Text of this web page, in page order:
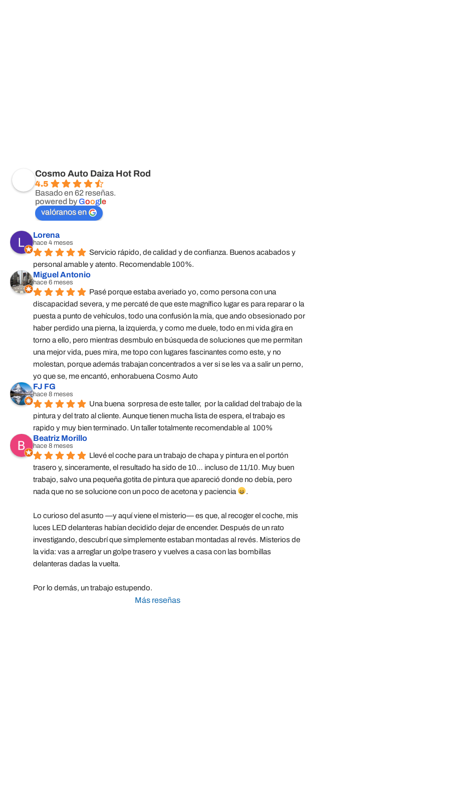
Cosmo Auto Daiza Hot Rod
4.5
Basado en 62 reseñas.
powered byGoogle
valóranos en
Lorena
hace 4 meses
Servicio rápido, de calidad y de confianza. Buenos acabados y
personal amable y atento. Recomendable 100%.
Miguel Antonio
hace 6 meses
Pasé porque estaba averiado yo, como persona con una
discapacidad severa, y me percaté de que este magnífico lugar es para reparar o la
puesta a punto de vehículos, todo una confusión la mía, que ando obsesionado por
haber perdido una pierna, la izquierda, y como me duele, todo en mi vida gira en
torno a ello, pero mientras desmbulo en búsqueda de soluciones que me permitan
una mejor vida, pues mira, me topo con lugares fascinantes como este, y no
molestan, porque además trabajan concentrados a ver si se les va a salir un perno,
yo que se, me encantó, enhorabuena Cosmo Auto
FJ FG
hace 8 meses
Una buena  sorpresa de este taller,  por la calidad del trabajo de la
pintura y del trato al cliente. Aunque tienen mucha lista de espera, el trabajo es
rapido y muy bien terminado. Un taller totalmente recomendable al  100%
Beatriz Morillo
hace 8 meses
Llevé el coche para un trabajo de chapa y pintura en el portón
trasero y, sinceramente, el resultado ha sido de 10… incluso de 11/10. Muy buen
trabajo, salvo una pequeña gotita de pintura que apareció donde no debía, pero
nada que no se solucione con un poco de acetona y paciencia
.
Lo curioso del asunto —y aquí viene el misterio— es que, al recoger el coche, mis
luces LED delanteras habían decidido dejar de encender. Después de un rato
investigando, descubrí que simplemente estaban montadas al revés. Misterios de
la vida: vas a arreglar un golpe trasero y vuelves a casa con las bombillas
delanteras dadas la vuelta.
Por lo demás, un trabajo estupendo.
Más reseñas